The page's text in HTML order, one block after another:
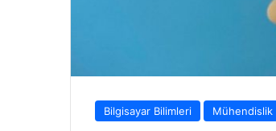
Bilgisayar Bilimleri Mühendislik